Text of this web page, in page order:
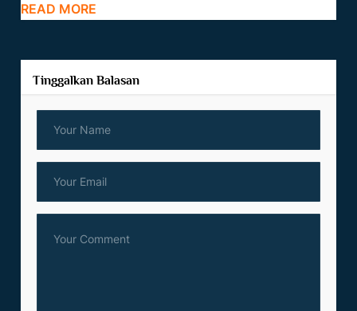
READ MORE
Tinggalkan Balasan